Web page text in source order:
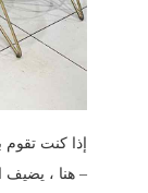
إذا كنت
– هنا ، يضيف